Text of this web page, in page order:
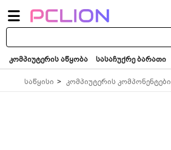
საძიებო
სიტყვა...
კომპიუტერის აწყობა სასაჩუქრე ბარათი
საწყისი კომპიუტერის კომპონენტები